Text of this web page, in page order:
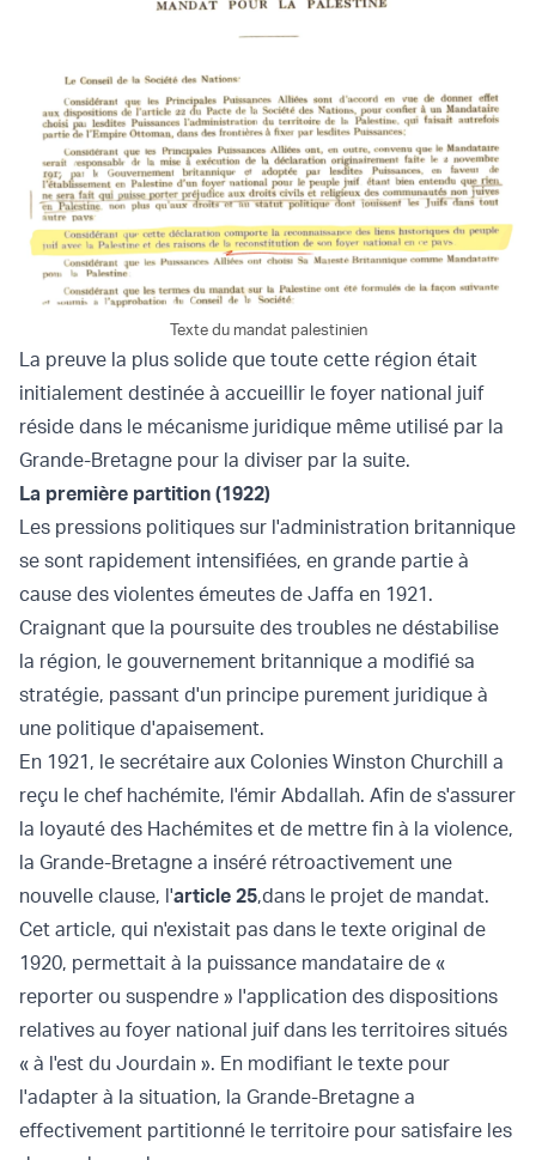
Texte du mandat palestinien
La preuve la plus solide que toute cette région était
initialement destinée à accueillir le foyer national juif
réside dans le mécanisme juridique même utilisé par la
Grande-Bretagne pour la diviser par la suite.
La première partition (1922)
Les pressions politiques sur l'administration britannique
se sont rapidement intensifiées, en grande partie à
cause des violentes émeutes de Jaffa en 1921.
Craignant que la poursuite des troubles ne déstabilise
la région, le gouvernement britannique a modifié sa
stratégie, passant d'un principe purement juridique à
une politique d'apaisement.
En 1921, le secrétaire aux Colonies Winston Churchill a
reçu le chef hachémite, l'émir Abdallah. Afin de s'assurer
la loyauté des Hachémites et de mettre fin à la violence,
la Grande-Bretagne a inséré rétroactivement une
nouvelle clause, l'article 25,dans le projet de mandat.
Cet article, qui n'existait pas dans le texte original de
1920, permettait à la puissance mandataire de «
reporter ou suspendre » l'application des dispositions
relatives au foyer national juif dans les territoires situés
« à l'est du Jourdain ». En modifiant le texte pour
l'adapter à la situation, la Grande-Bretagne a
effectivement partitionné le territoire pour satisfaire les